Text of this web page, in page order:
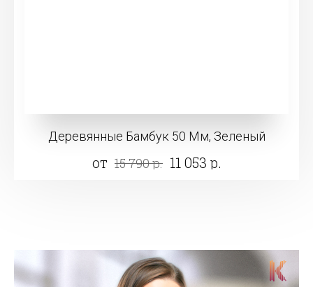
Деревянные Бамбук 50 Мм, Зеленый
от 15 790 р. 11 053 р.